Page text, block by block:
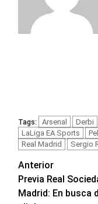
Tags: Arsenal Derbi
LaLiga EA Sports
Real Madrid
Sergio
de
Anterior
Previa Real
Madrid: En busca